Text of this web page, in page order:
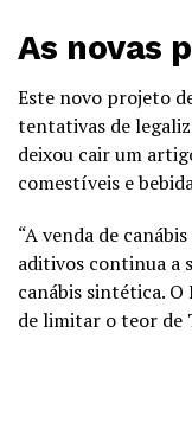
As novas
Este novo projeto
tentativas de
deixou cair um
comestíveis e
“A venda de
aditivos continua a
canábis sintética.
de limitar o teor de